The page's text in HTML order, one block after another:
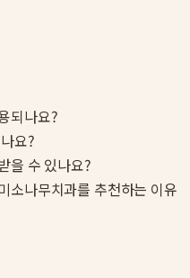
되나요?
요?
을 수 있나요?
소나무치과를 추천하는 이유